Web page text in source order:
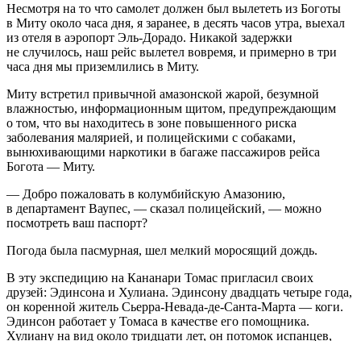
Несмотря на то что самолет должен был вылететь из Боготы
в Миту около часа дня, я заранее, в десять часов утра, выехал
из отеля в аэропорт Эль-Дорадо. Никакой задержки
не случилось, наш рейс вылетел вовремя, и примерно в три
часа дня мы приземлились в Миту.
Миту встретил привычной амазонской жарой, безумной
влажностью, информационным щитом, предупреждающим
о том, что вы находитесь в зоне повышенного риска
заболевания малярией, и полицейскими с собаками,
вынюхивающими наркотики в багаже пассажиров рейса
Богота — Миту.
— Добро пожаловать в колумбийскую Амазонию,
в департамент Ваупес, — сказал полицейский, — можно
посмотреть ваш паспорт?
Погода была пасмурная, шел мелкий моросящий дождь.
В эту экспедицию на Кананари Томас пригласил своих
друзей: Эдинсона и Хулиана. Эдинсону двадцать четыре года,
он коренной житель Сьерра-Невада-де-Санта-Марта — коги.
Эдинсон работает у Томаса в качестве его помощника.
Хулиану на вид около тридцати лет, он потомок испанцев,